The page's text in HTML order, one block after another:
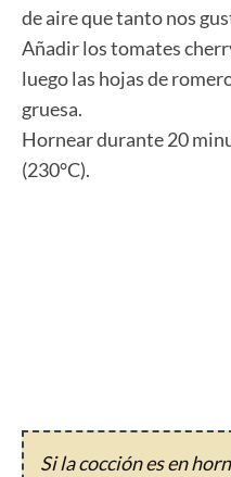
de aire que tanto nos
Añadir los tomates
luego las hojas de
gruesa.
Hornear durante 20
(230°C).
Si la cocción es en